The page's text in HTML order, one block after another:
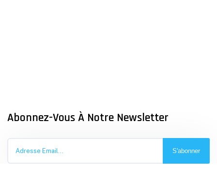
Abonnez-Vous À Notre Newsletter
S'abonner